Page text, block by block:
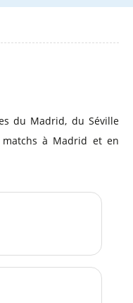
du Madrid, du Séville
à Madrid et en